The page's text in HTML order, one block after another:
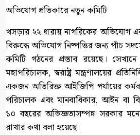
অভিযোগ প্রতিকারে নতুন কমিটি
খসড়ার ২২ ধারায় নাগরিকের অভিযোগ
বিরুদ্ধে অভিযোগ নিষ্পত্তির জন্য পাঁচ
কমিটি গঠনের প্রস্তাব রয়েছে।
মহাপরিচালক, স্বরাষ্ট্র মন্ত্রণালয়ের
একজন অতিরিক্ত আইজিপি পর্যায়ের
পরিচালক এবং মানবাধিকার, আইন বা
১০ বছরের অভিজ্ঞতাসম্পন্ন সরকার
রাখার কথা বলা হয়েছে।